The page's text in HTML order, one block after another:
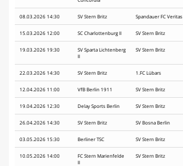
08.03.2026 14:30 SV Stern Britz Spandauer FC Veritas
15.03.2026 12:00 SC Charlottenburg II SV Stern Britz
19.03.2026 19:30
SV Sparta Lichtenberg
II
SV Stern Britz
22.03.2026 14:30 SV Stern Britz 1.FC Lübars
12.04.2026 11:00 VfB Berlin 1911 SV Stern Britz
19.04.2026 12:30 Delay Sports Berlin SV Stern Britz
26.04.2026 14:30 SV Stern Britz SV Bosna Berlin
03.05.2026 15:30 Berliner TSC SV Stern Britz
10.05.2026 14:00
FC Stern Marienfelde
II
SV Stern Britz